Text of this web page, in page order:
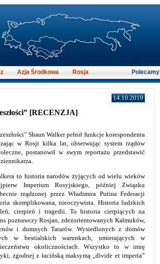
14.10.2019
[RECENZJA]
Shaun Walker pełnił funkcje korespondenta
w Rosji kilka lat, obserwując system rządów
postanowił w swym reportażu przedstawić
to historia narodów żyjących od wielu wieków
Imperium Rosyjskiego, później Związku
rządzonej przez Władimira Putina Federacji
skomplikowana, nieoczywista. Historia ludzkich
cierpień i tragedii. To historia cierpiących na
poznawczy Rosjan, zdezorientowanych Kałmuków,
i dumnych Tatarów. Wysiedlonych z domów
w bestialskich warunkach, umierających w
okolicznościach. Wszystko to w imię
zgodnej z łacińską maksymą „divide et imperia”
Azja Środkowa Rosja Polecamy